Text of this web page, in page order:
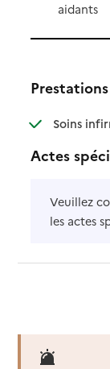
aidants
Soins
Actes
Veuillez
les actes